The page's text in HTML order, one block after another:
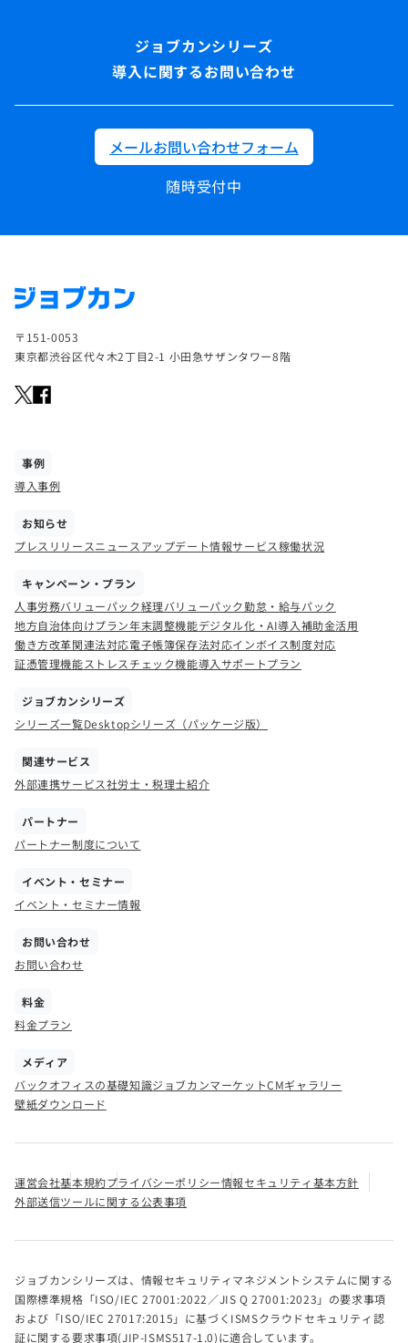
導入に関するお問い合わせ
メールお問い合わせフォーム
随時受付中
〒151-0053
東京都渋谷区代々木2丁目2-1 小田急サザンタワー8階
事例
導入事例
お知らせ
プレスリリースニュース アップデート情報サービス稼働状況
キャンペーン・プラン
人事労務バリューパック経理バリューパック勤怠・給与パック
地方自治体向けプラン年末調整機能デジタル化・AI導入補助金活用
働き方改革関連法対応電子帳簿保存法対応インボイス制度対応
証憑管理機能ストレスチェック機能導入サポートプラン
ジョブカンシリーズ
シリーズ一覧Desktopシリーズ（パッケージ版）
関連サービス
外部連携サービス社労士・税理士紹介
パートナー
パートナー制度について
イベント・セミナー
イベント・セミナー情報
お問い合わせ
お問い合わせ
料金
料金プラン
メディア
バックオフィスの基礎知識ジョブカンマーケットCMギャラリー
壁紙ダウンロード
運営会社基本規約プライバシーポリシー情報セキュリティ基本方針
外部送信ツールに関する公表事項
ジョブカンシリーズは、情報セキュリティマネジメントシステムに関する
国際標準規格「ISO/IEC 27001:2022／JIS Q 27001:2023」の要求事項
および「ISO/IEC 27017:2015」に基づくISMSクラウドセキュリティ認
証に関する要求事項(JIP-ISMS517-1.0)に適合しています。